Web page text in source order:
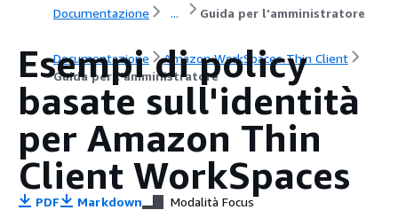
Documentazione ... Guida per l'amministratore
Documentazione
Amazon WorkSpaces Thin Client
Guida per l'amministratore
Esempi di policy
basate sull'identità
per Amazon Thin
Client WorkSpaces
PDF Markdown Modalità Focus